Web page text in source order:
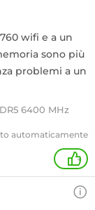
wifi e a un
sono più
problemi a un
6400 MHz
automaticamente
+